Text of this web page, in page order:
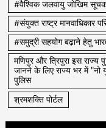
#वैश्विक जलवायु जोखिम
#संयुक्त राष्ट्र मानवाधिकार
#समुद्री सहयोग बढ़ाने हेतु
मणिपुर और त्रिपुरा इस राज्य
जानने के लिए राज्य भर में "नो
पुलिस
श्रमशक्ति पोर्टल